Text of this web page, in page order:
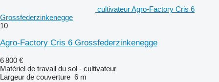
cultivateur Agro-Factory Cris 6
Grossfederzinkenegge
10
Agro-Factory Cris 6 Grossfederzinkenegge
6 800 €
Matériel de travail du sol - cultivateur
Largeur de couverture 6 m